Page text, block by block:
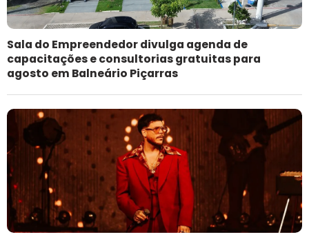
Sala do Empreendedor divulga agenda de
capacitações e consultorias gratuitas para
agosto em Balneário Piçarras